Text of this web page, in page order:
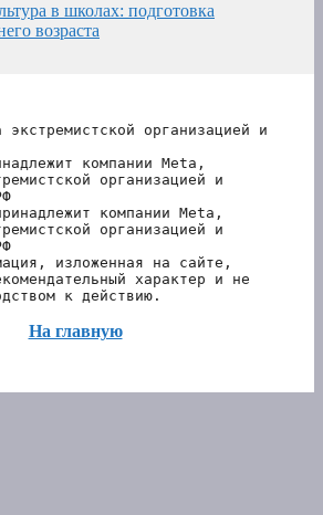
в школах: подготовка
возраста
организацией и
компании Meta,
организацией и
компании Meta,
организацией и
изложенная на сайте,
характер и не
к действию.
На главную